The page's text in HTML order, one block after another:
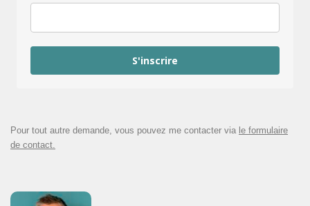
S'inscrire
Pour tout autre demande, vous pouvez me contacter via le formulaire
de contact.